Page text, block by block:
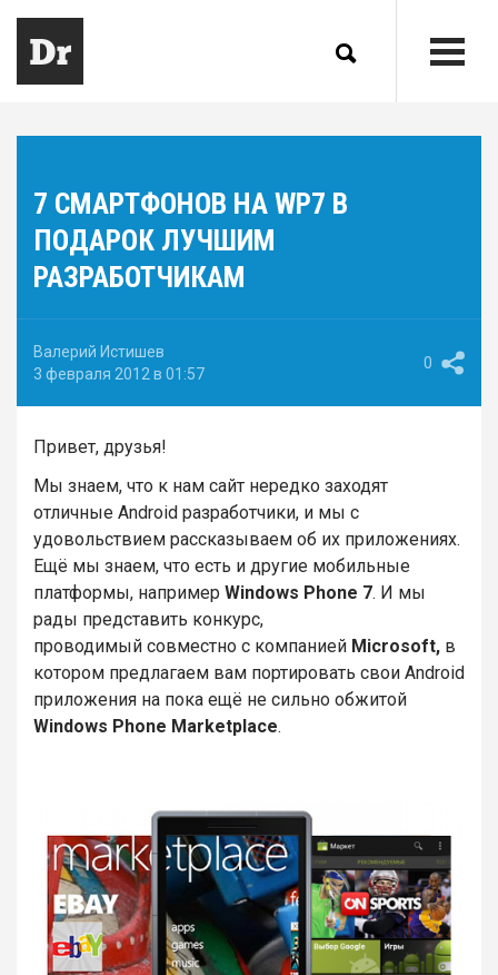
7 СМАРТФОНОВ НА WP7 В
ПОДАРОК ЛУЧШИМ
РАЗРАБОТЧИКАМ
Валерий Истишев
3 февраля 2012 в 01:57
0
Привет, друзья!
Мы знаем, что к нам сайт нередко заходят
отличные Android разработчики, и мы с
удовольствием рассказываем об их приложениях.
Ещё мы знаем, что есть и другие мобильные
платформы, например Windows Phone 7. И мы
рады представить конкурс,
проводимый совместно с компанией Microsoft, в
котором предлагаем вам портировать свои Android
приложения на пока ещё не сильно обжитой
Windows Phone Marketplace.